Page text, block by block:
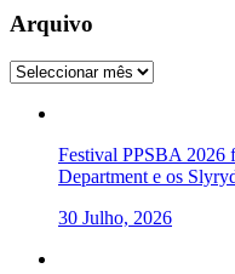
Arquivo
Arquivo
Festival PPSBA 2026
Department e os
30 Julho, 2026